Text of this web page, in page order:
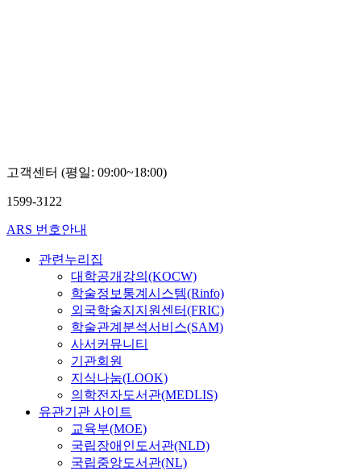
고객센터 (평일: 09:00~18:00)
1599-3122
ARS 번호안내
관련누리집
대학공개강의(KOCW)
학술정보통계시스템(Rinfo)
외국학술지지원센터(FRIC)
학술관계분석서비스(SAM)
사서커뮤니티
기관회원
지식나눔(LOOK)
의학전자도서관(MEDLIS)
유관기관 사이트
교육부(MOE)
국립장애인도서관(NLD)
국립중앙도서관(NL)